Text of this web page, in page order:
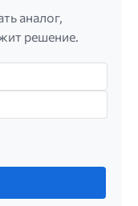
аналог,
решение.